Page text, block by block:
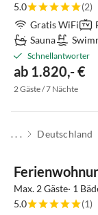
5.0
(2)
Gratis WiFi
Sauna
Schnellantworter
ab 1.820,- €
2 Gäste / 7 Nächte
. . . Deutschland
Max. 2 Gäste· 1
5.0
(1)